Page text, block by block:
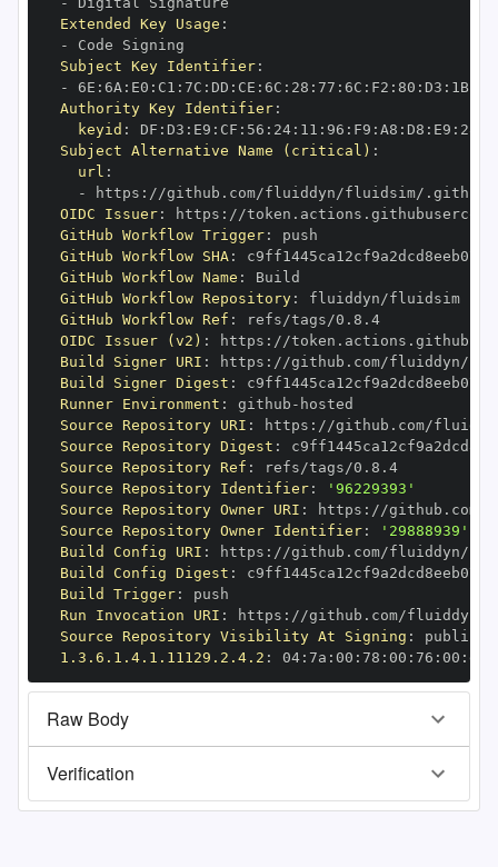
Extended Key Usage :
-
Subject Key Identifier:
-
6E : 6A : E0 : C1 : 7C : DD : CE : 6C : 28 : 77 : 6C : F2 : 80 : D3 : 1B:
Authority Key Identifier:
keyid : DF : D3 : E9 : CF : 56 : 24: 11 : 96 : F9 : A8 : D8 : E9 : 28
Subject Alternative Name (critical) :
url :
-
https :
OIDC Issuer: https :
GitHub Workflow Trigger:
GitHub Workflow SHA:
GitHub Workflow Name :
GitHub Workflow Repository:
fluiddyn/fluidsim
GitHub Workflow Ref :
refs/tags/0.8.4
OIDC Issuer (v2) : https :
Build Signer URI : https :
Build Signer Digest :
Runner Environment : github -
Source Repository URI : https :
Source Repository Digest :
Source Repository Ref :
refs/tags/0.8.4
Source Repository Identifier:
'96229393'
Source Repository Owner URI : https :
Source Repository Owner Identifier:
'29888939'
Build Config URI : https :
Build Config Digest :
Build Trigger:
Run Invocation URI : https :
Source Repository Visibility At Signing :
1.3.6.1.4.1.11129.2.4.2 : 04: 7a : 00 : 78 : 00 : 76 : 00 : dd
Raw Body
Verification